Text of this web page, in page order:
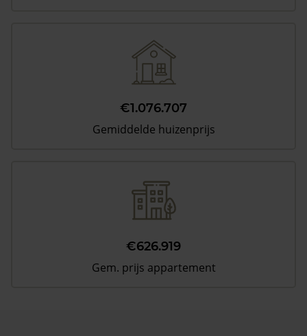
€1.076.707
Gemiddelde huizenprijs
€626.919
Gem. prijs appartement